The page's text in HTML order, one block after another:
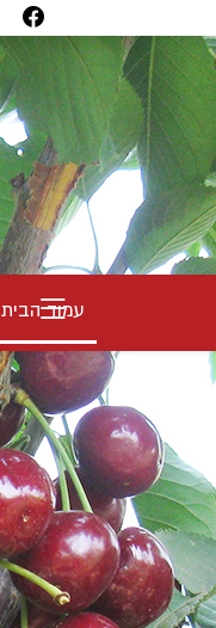
עמוד הבית